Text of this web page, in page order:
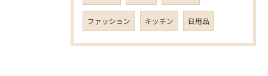
ファッション キッチン 日用品